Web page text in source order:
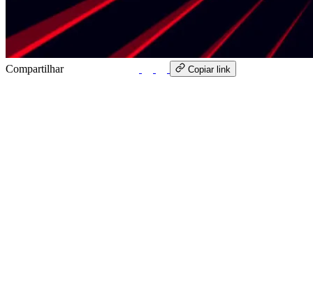
Compartilhar Copiar link